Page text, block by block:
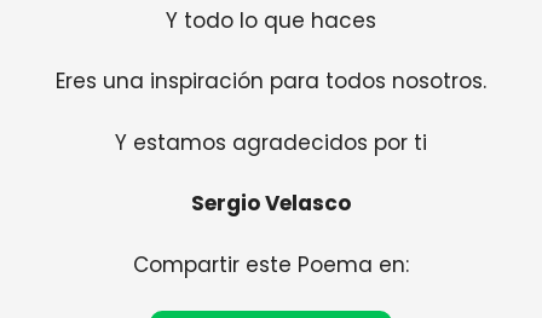
Y todo lo que haces
Eres una inspiración para todos nosotros.
Y estamos agradecidos por ti
Sergio Velasco
Compartir este Poema en: